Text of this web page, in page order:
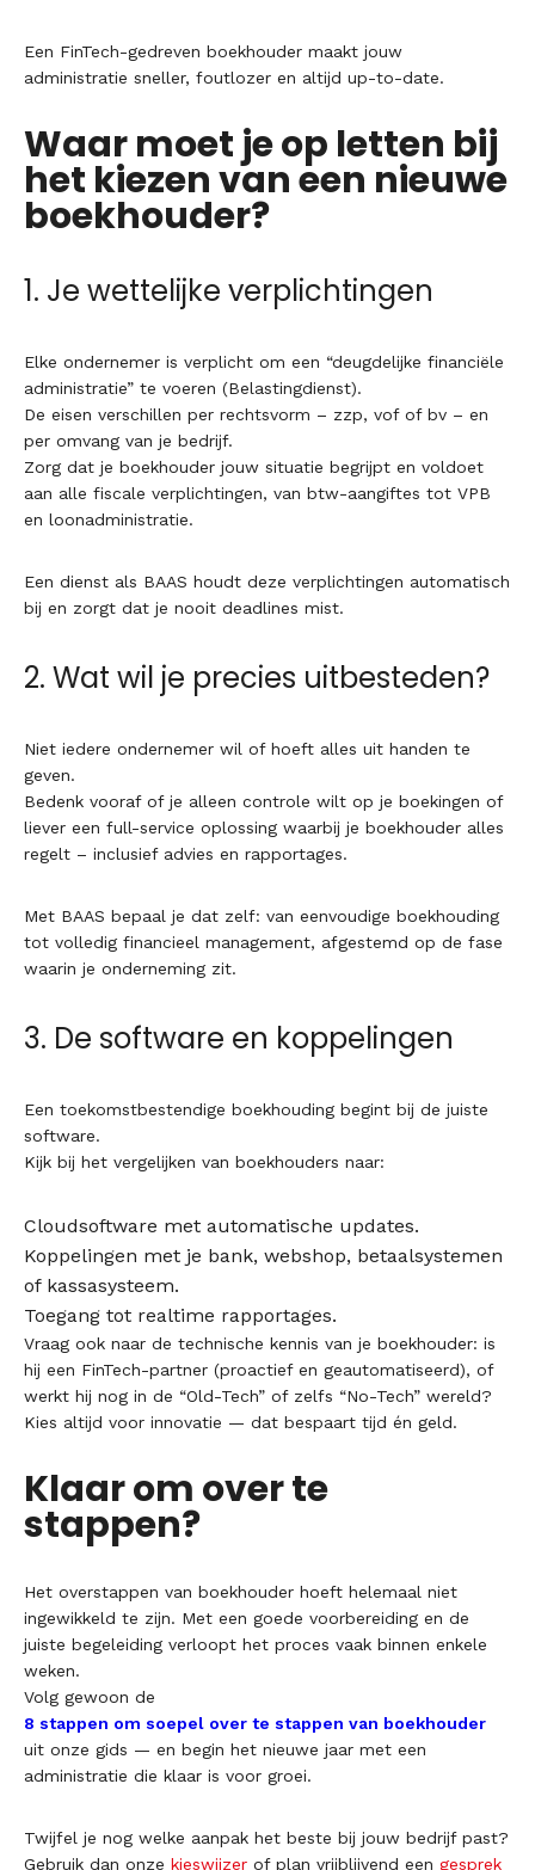
Een FinTech-gedreven boekhouder maakt jouw
administratie sneller, foutlozer en altijd up-to-date.
Waar moet je op letten bij
het kiezen van een nieuwe
boekhouder?
1. Je wettelijke verplichtingen
Elke ondernemer is verplicht om een “deugdelijke financiële
administratie” te voeren (Belastingdienst).
De eisen verschillen per rechtsvorm – zzp, vof of bv – en
per omvang van je bedrijf.
Zorg dat je boekhouder jouw situatie begrijpt en voldoet
aan alle fiscale verplichtingen, van btw-aangiftes tot VPB
en loonadministratie.
Een dienst als BAAS houdt deze verplichtingen automatisch
bij en zorgt dat je nooit deadlines mist.
2. Wat wil je precies uitbesteden?
Niet iedere ondernemer wil of hoeft alles uit handen te
geven.
Bedenk vooraf of je alleen controle wilt op je boekingen of
liever een full-service oplossing waarbij je boekhouder alles
regelt – inclusief advies en rapportages.
Met BAAS bepaal je dat zelf: van eenvoudige boekhouding
tot volledig financieel management, afgestemd op de fase
waarin je onderneming zit.
3. De software en koppelingen
Een toekomstbestendige boekhouding begint bij de juiste
software.
Kijk bij het vergelijken van boekhouders naar:
Cloudsoftware met automatische updates.
Koppelingen met je bank, webshop, betaalsystemen
of kassasysteem.
Toegang tot realtime rapportages.
Vraag ook naar de technische kennis van je boekhouder: is
hij een FinTech-partner (proactief en geautomatiseerd), of
werkt hij nog in de “Old-Tech” of zelfs “No-Tech” wereld?
Kies altijd voor innovatie — dat bespaart tijd én geld.
Klaar om over te
stappen?
Het overstappen van boekhouder hoeft helemaal niet
ingewikkeld te zijn. Met een goede voorbereiding en de
juiste begeleiding verloopt het proces vaak binnen enkele
weken.
Volg gewoon de
8 stappen om soepel over te stappen van boekhouder
uit onze gids — en begin het nieuwe jaar met een
administratie die klaar is voor groei.
Twijfel je nog welke aanpak het beste bij jouw bedrijf past?
Gebruik dan onze kieswijzer of plan vrijblijvend een gesprek